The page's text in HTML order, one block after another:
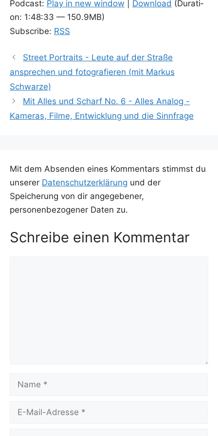
Pod­cast: Play in new win­dow Down­load (Dura­ti­
on: 1:48:33 — 150.9MB)
Sub­scri­be: RSS
Street Portraits - Leute auf der Straße
ansprechen und fotografieren (mit Markus
Schwarze)
Mit Alles und Scharf No. 6 - Alles Analog -
Kameras, Filme, Entwicklung und die Sinnfrage
Mit dem Absenden eines Kommentars stimmst du
unserer Datenschutzerklärung und der
Speicherung von dir angegebener,
personenbezogener Daten zu.
Schreibe einen Kommentar
Name